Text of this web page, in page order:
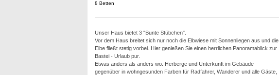
8 Betten
Unser Haus bietet 3 "Bunte Stübchen".
Vor dem Haus breitet sich nur noch die Elbwiese mit Sonnenliegen aus und die
Elbe fließt stetig vorbei. Hier genießen Sie einen herrlichen Panoramablick zur
Bastei - Urlaub pur.
Etwas anders als anders wo. Herberge und Unterkunft im Gebäude
gegenüber in wohngesunden Farben für Radfahrer, Wanderer und alle Gäste,